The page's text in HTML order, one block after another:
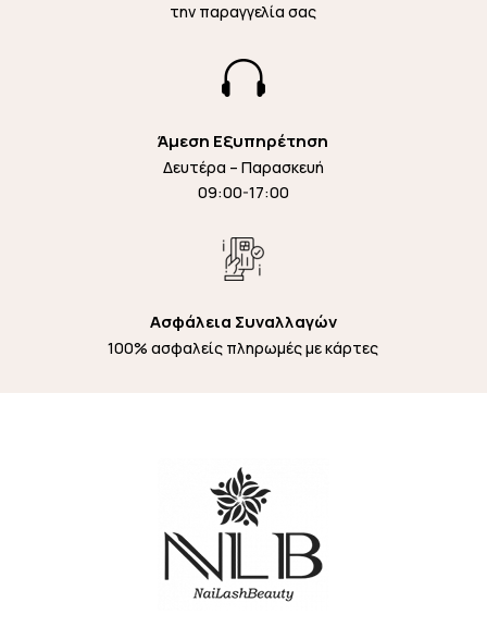
την παραγγελία σας

Άμεση Εξυπηρέτηση
Δευτέρα – Παρασκευή
09:00-17:00
Ασφάλεια Συναλλαγών
100% ασφαλείς πληρωμές με κάρτες